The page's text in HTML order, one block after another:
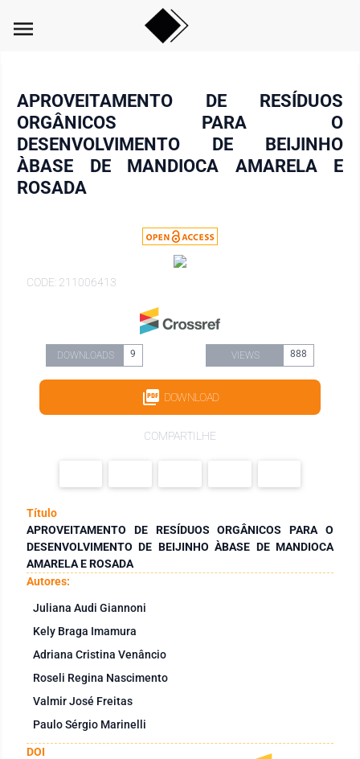
menu
APROVEITAMENTO DE RESÍDUOS
ORGÂNICOS PARA O
DESENVOLVIMENTO DE BEIJINHO
ÀBASE DE MANDIOCA AMARELA E
ROSADA
CODE: 211006413
DOWNLOADS 9 VIEWS 888
DOWNLOAD
COMPARTILHE
Título
APROVEITAMENTO DE RESÍDUOS ORGÂNICOS PARA O
DESENVOLVIMENTO DE BEIJINHO ÀBASE DE MANDIOCA
AMARELA E ROSADA
Autores:
Juliana Audi Giannoni
Kely Braga Imamura
Adriana Cristina Venâncio
Roseli Regina Nascimento
Valmir José Freitas
Paulo Sérgio Marinelli
DOI